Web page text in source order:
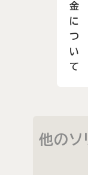
金
に
つ
い
て
他のソ